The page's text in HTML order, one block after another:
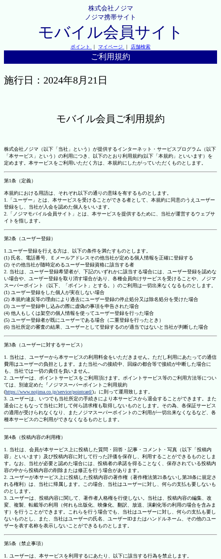
株式会社ノジマ
ノジマ携帯サイト
モバイル会員サイト
ポイント ｜ マイページ ｜ 店舗検索
ご利用規約
施行日：2024年8月21日
モバイル会員ご利用規約
株式会社ノジマ（以下「当社」という）が提供するインターネット・サービスプログラム（以下
「本サービス」という）の利用につき、以下のとおり利用規約(以下「本規約」といいます）を
定めます。本サービスをご利用いただく方は、本規約にしたがっていただくものとします。
第1条（定義）
本規約における用語は、それぞれ以下の通りの意味を有するものとします。
1.「ユーザー」とは、本サービスを受けることができる者として、本規約に同意のうえユーザー
登録をし、当社が入会を認めた個人をいいます。
2.「ノジマモバイル会員サイト」とは、本サービスを提供するために、当社が運営するウェブサ
イトを指します。
第2条（ユーザー登録）
1.ユーザー登録を行える方は、以下の条件を満たすものとします。
(1) 氏名、電話番号、Ｅメールアドレスその他当社が定める個人情報を正確に登録する
(2) その他当社が随時定めるユーザー登録資格に該当する者
2. 当社は、ユーザー登録希望者が、下記のいずれかに該当する場合には、ユーザー登録を認めな
い場合や、ユーザー登録を取り消す場合があり、各種会員向けサービスを受けることや、ノジマ
スーパーポイント（以下、「ポイント」とする。）のご利用は一切出来なくなるものとします。
(1) ユーザー登録をした個人が実在しない場合
(2) 本規約違反等の理由により過去にユーザー登録の停止処分又は除名処分を受けた場合
(3) ユーザー登録申し込みの際に虚偽の事項を申告された場合
(4) 他人もしくは架空の個人情報を使ってユーザー登録を行った場合
(5) ユーザー登録者が既にユーザーである場合（二重登録を行ったとき）
(6) 当社所定の審査の結果、ユーザーとして登録するのが適当ではないと当社が判断した場合
第3条（ユーザーに対するサービス）
1. 当社は、ユーザーから本サービスの利用料金をいただきません。ただし利用にあたっての通信
費用はユーザーの負担とします。また当社への接続中、回線の都合等で接続が中断した場合に
も、当社では一切の責任を負いません。
2. ユーザーは、ポイントサービスをご利用頂けます。ポイントサービス等のご利用方法等につい
ては、別途定めた『ノジマスーパーポイントご利用規約
(https://www.nojima.co.jp/service/pointcard/)』に則って運用致します。
3. ユーザーは、いつでも当社所定の手続きにより本サービスから退会することができます。また
退会にともなって当社に対して何ら請求権も取得しないものとします。その為、各保証サービス
の適用が受けられなくなり、またノジマスーパーポイントのご利用が一切出来なくなるなど、各
種本サービスのご利用ができなくなるものとします。
第4条（投稿内容の利用権）
1. 当社は、会員が本サービス上に投稿した質問・回答・記事・コメント・写真（以下「投稿内
容」といいます）及び投稿内容に対して行った評価を保存し、利用することができるものとしま
す。なお、当社が必要と認めた場合には、投稿者の承諾を得ることなく、保存されている投稿内
容の中から投稿内容の削除または修正を行う場合があります。
2. ユーザーが本サービス上に投稿した投稿内容の著作権（著作権法第21条ないし第28条に規定さ
れる権利）は、当社に帰属します。この場合、当社はユーザーに対し、何らの支払も要しないも
のとします。
3. ユーザーは、投稿内容に関して、著作者人格権を行使しない。当社は、投稿内容の編集、改
変、複製、転載等の利用（何れも出版化、映像化、翻訳、放送、演劇化等の利用の場合を含みま
す）を行うことができます。これらを行う場合でも、当社はユーザーに対し、何らの支払も要し
ないものとし、また、当社はユーザーの氏名、ユーザーIDまたはハンドルネーム、その他のユー
ザーを表す名称を表示しないことができるものとします。
第5条（禁止事項）
1. ユーザーは、本サービスを利用するにあたり、以下に該当する行為を禁止します。